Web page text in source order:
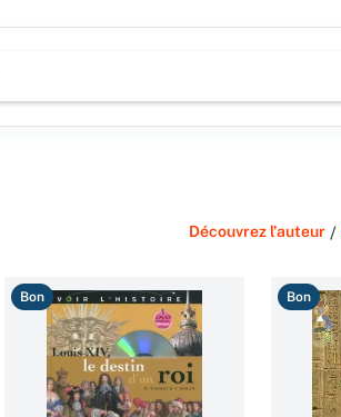
Découvrez l'auteur /
Bon Bon